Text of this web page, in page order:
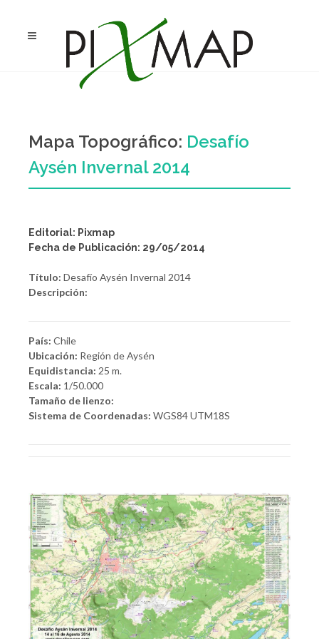
Mapa Topográfico: Desafío
Aysén Invernal 2014
Editorial: Pixmap
Fecha de Publicación: 29/05/2014
Título: Desafío Aysén Invernal 2014
Descripción:
País: Chile
Ubicación: Región de Aysén
Equidistancia: 25 m.
Escala: 1/50.000
Tamaño de lienzo:
Sistema de Coordenadas: WGS84 UTM18S